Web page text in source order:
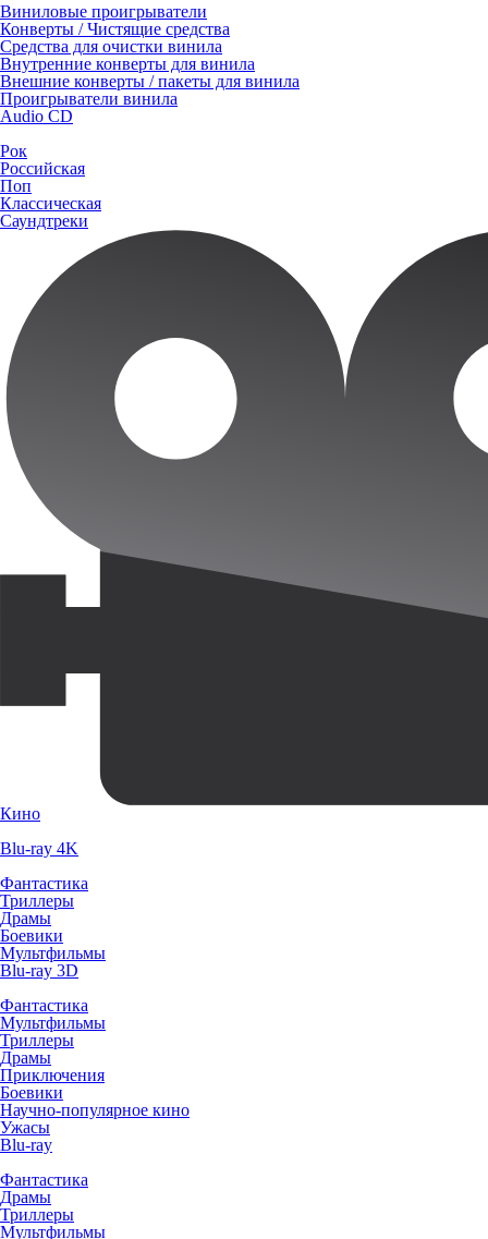
Виниловые проигрыватели
Конверты / Чистящие средства
Средства для очистки винила
Внутренние конверты для винила
Внешние конверты / пакеты для винила
Проигрыватели винила
Audio CD
Рок
Российская
Поп
Классическая
Саундтреки
Кино
Blu-ray 4K
Фантастика
Триллеры
Драмы
Боевики
Мультфильмы
Blu-ray 3D
Фантастика
Мультфильмы
Триллеры
Драмы
Приключения
Боевики
Научно-популярное кино
Ужасы
Blu-ray
Фантастика
Драмы
Триллеры
Мультфильмы